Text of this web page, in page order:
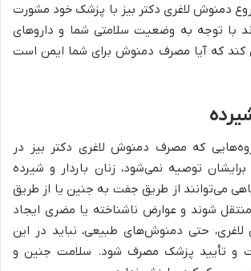
دمنوش لاغری دکتر بیز با پزشک خود مشورت
با توجه به وضعیت سلامتی شما و داروهای
که آیا مصرف دمنوش برای شما ایمن است
که مصرف دمنوش لاغری دکتر بیز در
توصیه نمی‌شود، زنان باردار و شیرده
می‌توانند از طریق جفت به جنین یا از طریق
شوند و عوارض ناشناخته یا مضری ایجاد
حتی دمنوش‌های طبیعی، نباید در این
و تأیید پزشک مصرف شود. سلامت جنین و